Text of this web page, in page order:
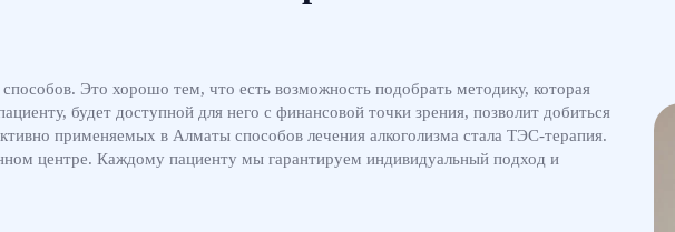
Это хорошо тем, что есть возможность подобрать методику, которая
будет доступной для него с финансовой точки зрения, позволит добиться
применяемых в Алматы способов лечения алкоголизма стала ТЭС-терапия.
центре. Каждому пациенту мы гарантируем индивидуальный подход и